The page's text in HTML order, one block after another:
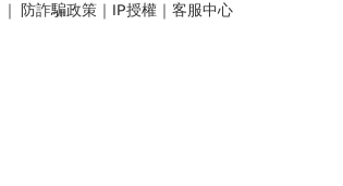
｜ 防詐騙政策 ｜ IP授權 ｜ 客服中心